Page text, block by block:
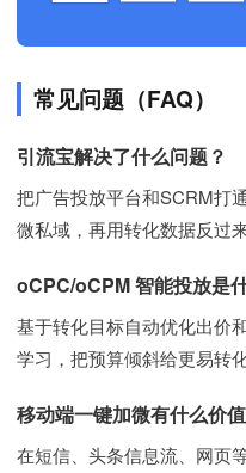
常见问题（FAQ）
引流宝解决了什么问题？
把广告投放平台和SCRM打
微私域，再用转化数据反过
oCPC/oCPM 智能投放是
基于转化目标自动优化出价
学习，把预算倾斜给更易转
移动端一键加微有什么价
在短信、头条信息流、网页